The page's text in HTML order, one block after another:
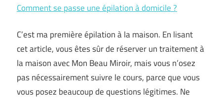
Comment se passe une épilation à domicile ?
C’est ma première épilation à la maison. En lisant
cet article, vous êtes sûr de réserver un traitement à
la maison avec Mon Beau Miroir, mais vous n’osez
pas nécessairement suivre le cours, parce que vous
vous posez beaucoup de questions légitimes. Ne